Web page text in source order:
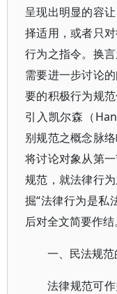
呈现出明显的容
择适用，或者只
行为之指令。换
需要进一步讨论
要的积极行为规
引入凯尔森（
别规范之概念脉
将讨论对象从第
规范，就法律行
掘“法律行为是私
后对全文简要作结。
一、民法规
法律规范可